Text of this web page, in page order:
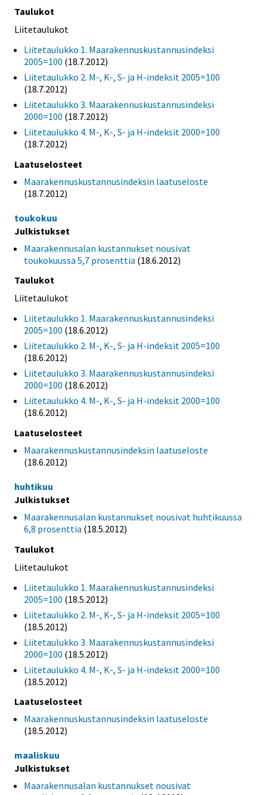
Taulukot
Liitetaulukot
Liitetaulukko 1. Maarakennuskustannusindeksi
2005=100 (18.7.2012)
Liitetaulukko 2. M-, K-, S- ja H-indeksit 2005=100
(18.7.2012)
Liitetaulukko 3. Maarakennuskustannusindeksi
2000=100 (18.7.2012)
Liitetaulukko 4. M-, K-, S- ja H-indeksit 2000=100
(18.7.2012)
Laatuselosteet
Maarakennuskustannusindeksin laatuseloste
(18.7.2012)
toukokuu
Julkistukset
Maarakennusalan kustannukset nousivat
toukokuussa 5,7 prosenttia (18.6.2012)
Taulukot
Liitetaulukot
Liitetaulukko 1. Maarakennuskustannusindeksi
2005=100 (18.6.2012)
Liitetaulukko 2. M-, K-, S- ja H-indeksit 2005=100
(18.6.2012)
Liitetaulukko 3. Maarakennuskustannusindeksi
2000=100 (18.6.2012)
Liitetaulukko 4. M-, K-, S- ja H-indeksit 2000=100
(18.6.2012)
Laatuselosteet
Maarakennuskustannusindeksin laatuseloste
(18.6.2012)
huhtikuu
Julkistukset
Maarakennusalan kustannukset nousivat huhtikuussa
6,8 prosenttia (18.5.2012)
Taulukot
Liitetaulukot
Liitetaulukko 1. Maarakennuskustannusindeksi
2005=100 (18.5.2012)
Liitetaulukko 2. M-, K-, S- ja H-indeksit 2005=100
(18.5.2012)
Liitetaulukko 3. Maarakennuskustannusindeksi
2000=100 (18.5.2012)
Liitetaulukko 4. M-, K-, S- ja H-indeksit 2000=100
(18.5.2012)
Laatuselosteet
Maarakennuskustannusindeksin laatuseloste
(18.5.2012)
maaliskuu
Julkistukset
Maarakennusalan kustannukset nousivat